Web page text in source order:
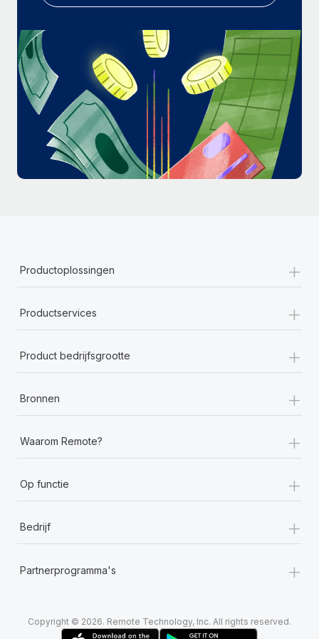
Productoplossingen +
Productservices +
Product bedrijfsgrootte +
Bronnen +
Waarom Remote? +
Op functie +
Bedrijf +
Partnerprogramma's +
Copyright © 2026. Remote Technology, Inc. All rights reserved.